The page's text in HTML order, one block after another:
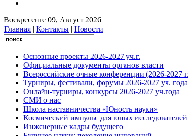
Воскресенье 09, Август 2026
Главная | Контакты | Новости
Основные проекты 2026-2027 уч.г.
Официальные документы органов власти
Всероссийские очные конференции (2026-2027
Турниры, фестивали, форумы 2026-2027 уч. года
Онлайн-турниры, конкурсы 2026-2027 уч.года
СМИ о нас
Школа наставничества «Юность науки»
Космический импульс для юных исследователей
Инженерные кадры будущего